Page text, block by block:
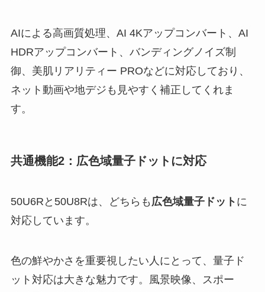
AIによる高画質処理、AI 4Kアップコンバート、AI
HDRアップコンバート、バンディングノイズ制
御、美肌リアリティー PROなどに対応しており、
ネット動画や地デジも見やすく補正してくれま
す。
共通機能2：広色域量子ドットに対応
50U6Rと50U8Rは、どちらも 広色域量子ドット に
対応しています。
色の鮮やかさを重要視したい人にとって、量子ド
ット対応は大きな魅力です。風景映像、スポー